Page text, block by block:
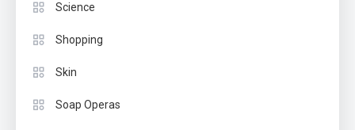
Science
Shopping
Skin
Soap Operas